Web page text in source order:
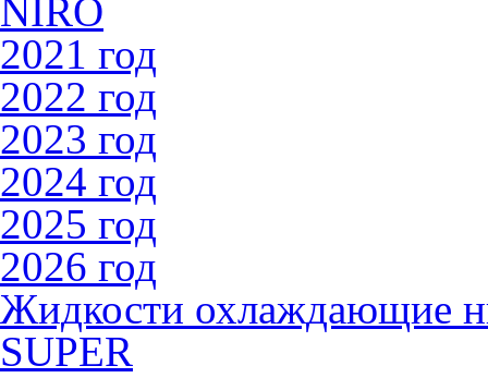
NIRO
2021 год
2022 год
2023 год
2024 год
2025 год
2026 год
Жидкости охлаждающие
SUPER